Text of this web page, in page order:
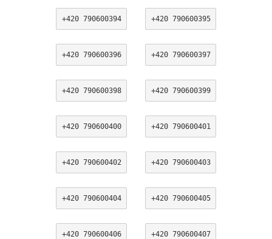
+420 790600394 +420 790600395
+420 790600396 +420 790600397
+420 790600398 +420 790600399
+420 790600400 +420 790600401
+420 790600402 +420 790600403
+420 790600404 +420 790600405
+420 790600406 +420 790600407